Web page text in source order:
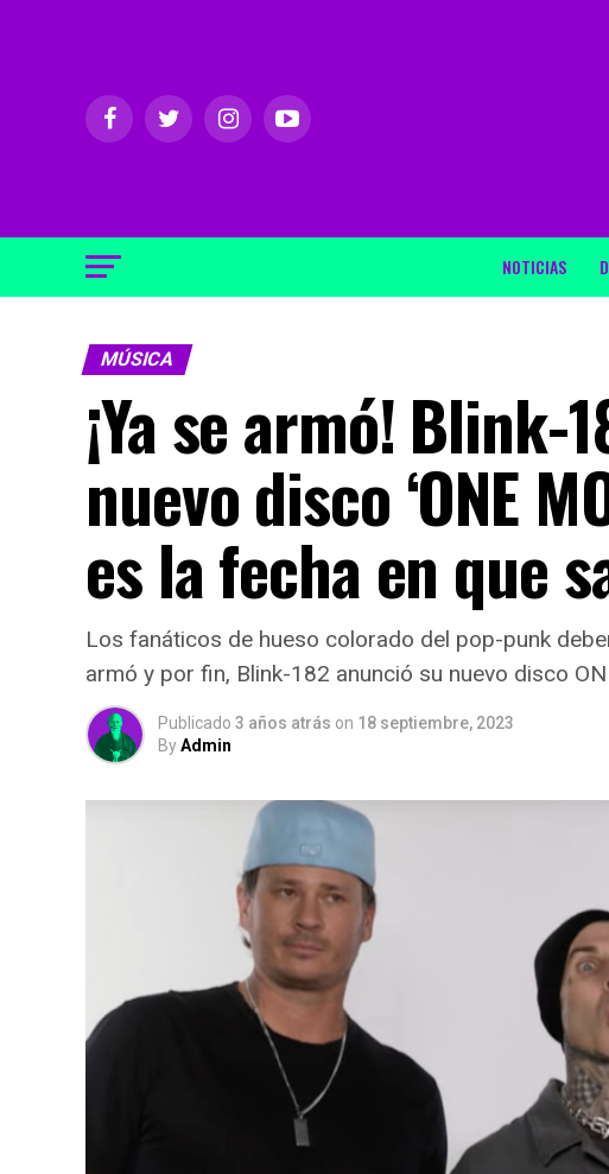
NOTICIAS
MÚSICA
¡Ya se armó! Blink-
nuevo disco ‘ONE
es la fecha en que
Los fanáticos de hueso colorado del pop-punk
armó y por fin, Blink-182 anunció su nuevo disco
Publicado 3 años atrás on 18 septiembre, 2023
ByAdmin